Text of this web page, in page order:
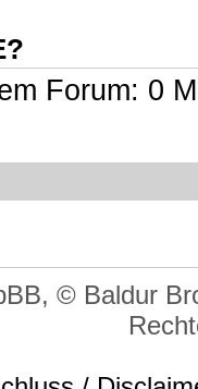
Forum: 0
© Baldur